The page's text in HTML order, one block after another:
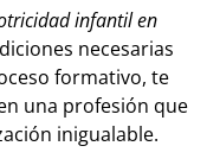
infantil en
necesarias
formativo, te
una profesión que
inigualable.